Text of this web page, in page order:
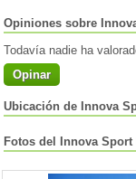
Opiniones sobre
Todavía nadie ha
Opinar
Ubicación de Innova
Fotos del Innova Sport